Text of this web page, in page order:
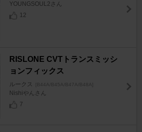
YOUNGSOUL2さん
12
RISLONE CVTトランスミッシ
ョンフィックス
ルークス [B44A/B45A/B47A/B48A]
Nishiやんさん
7